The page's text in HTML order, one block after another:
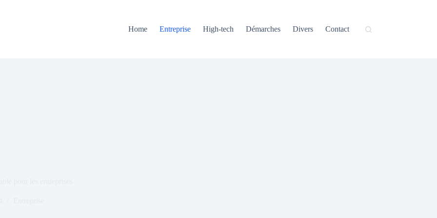
Home
Entreprise High-tech Démarches Divers Contact